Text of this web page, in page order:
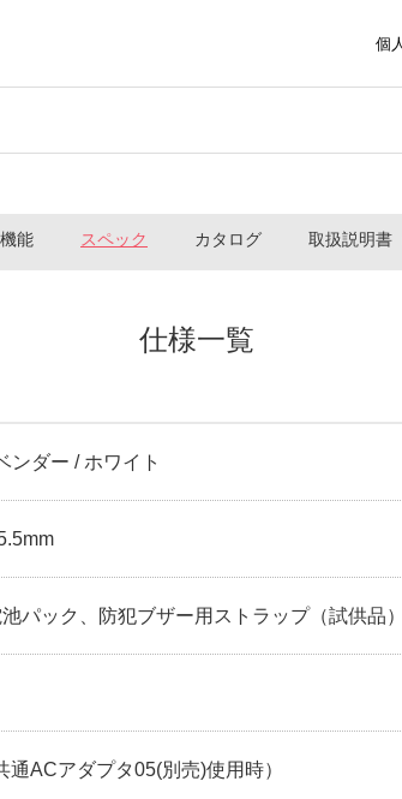
個
能 スペック カタログ 取扱説明書
仕様一覧
ンダー / ホワイト
パック、防犯ブザー用ストラップ（試供品）
通ACアダプタ05(別売)使用時）